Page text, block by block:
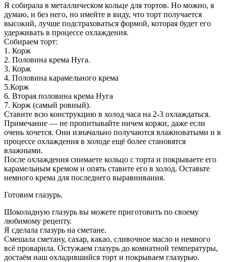
Я собирала в металлическом кольце для тортов. Но можно, я
думаю, и без него, но имейте в виду, что торт получается
высокий, лучше подстраховаться формой, которая будет его
удерживать в процессе охлаждения.
Собираем торт:
1. Корж
2. Половина крема Нуга.
3. Корж
4. Половина карамельного крема
5.Корж
6. Вторая половина крема Нуга
7. Корж (самый ровный).
Ставите всю конструкцию в холод часа на 2-3 охлаждаться.
Примечание — не пропитывайте ничем коржи, даже если
очень хочется. Они изначально получаются влажноватыми и в
процессе охлаждения в холоде ещё более становятся
влажными.
После охлаждения снимаете кольцо с торта и покрываете его
карамельным кремом и опять ставите его в холод. Оставьте
немного крема для последнего выравнивания.
Готовим глазурь.
Шоколадную глазурь вы можете приготовить по своему
любимому рецепту.
Я сделала глазурь на сметане.
Смешала сметану, сахар, какао, сливочное масло и немного
всё проварила. Остужаем глазурь до комнатной температуры,
достаём наш охладившийся торт и покрываем глазурью.